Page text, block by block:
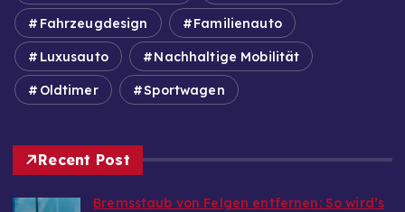
Fahrzeugdesign Familienauto
Luxusauto Nachhaltige Mobilität
Oldtimer Sportwagen
Recent Post
Bremsstaub von Felgen entfernen: So wird’s